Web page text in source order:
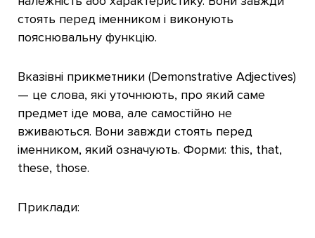
стоять перед іменником і виконують
пояснювальну функцію.
Вказівні прикметники (Demonstrative Adjectives)
— це слова, які уточнюють, про який саме
предмет іде мова, але самостійно не
вживаються. Вони завжди стоять перед
іменником, який означують. Форми: this, that,
these, those.
Приклади: